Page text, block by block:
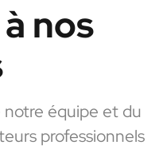
nos
équipe et du
professionnels